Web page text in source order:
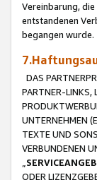
Vereinbarung,
entstandenen
begangen wurde.
DAS
PARTNER-LINKS,
UNTERNEHMEN
TEXTE UND
VERBUNDENEN
ODER